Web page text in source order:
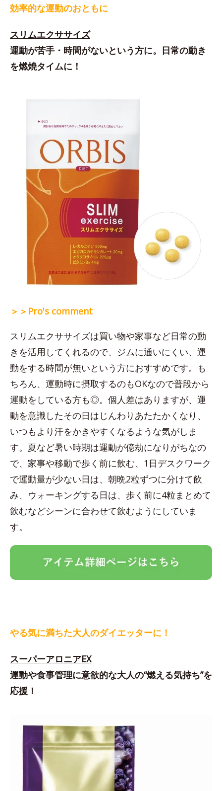
効率的な運動のおともに
スリムエクササイズ
運動が苦手・時間がないという方に。日常の動き
を燃焼タイムに！
＞＞Pro's comment
スリムエクササイズは買い物や家事など日常の動
きを活用してくれるので、ジムに通いにくい、運
動をする時間が無いという方におすすめです。も
ちろん、運動時に摂取するのもOKなので普段から
運動をしている方も◎。個人差はありますが、運
動を意識したその日はじんわりあたたかくなり、
いつもより汗をかきやすくなるような気がしま
す。夏など暑い時期は運動が億劫になりがちなの
で、家事や移動で歩く前に飲む、1日デスクワーク
で運動量が少ない日は、朝晩2粒ずつに分けて飲
み、ウォーキングする日は、歩く前に4粒まとめて
飲むなどシーンに合わせて飲むようにしていま
す。
やる気に満ちた大人のダイエッターに！
スーパーアロニアEX
運動や食事管理に意欲的な大人の“燃える気持ち”を
応援！